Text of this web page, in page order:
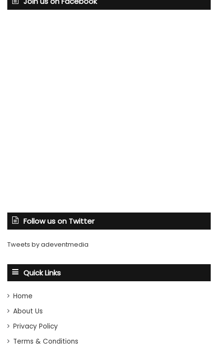
Follow us on Twitter
Tweets by adeventmedia
Quick Links
Home
About Us
Privacy Policy
Terms & Conditions